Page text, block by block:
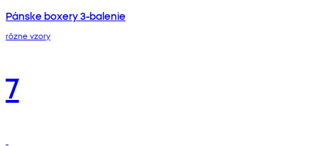
Pánske boxery 3-balenie
rôzne vzory
7